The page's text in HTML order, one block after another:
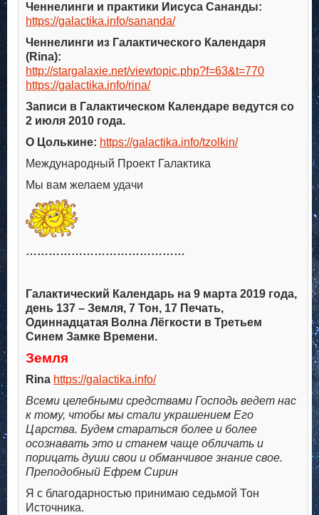
Ченнелинги и практики Иисуса Сананды:
https://galactika.info/sananda/
Ченнелинги из Галактического Календаря
(Rina):
http://stargalaxie.net/viewtopic.php?f=63&t=770
https://galactika.info/rina/
Записи в Галактическом Календаре ведутся со
2 июля 2010 года.
О Цолькине: https://galactika.info/tzolkin/
Международный Проект Галактика
Мы вам желаем удачи
……………………………………
Галактический Календарь на 9 марта 2019 года,
день 137 – Земля, 7 Тон, 17 Печать,
Одиннадцатая Волна Лёгкости в Третьем
Синем Замке Времени.
Земля
Rina https://galactika.info/
Всеми целебными средствами Господь ведет нас
к тому, чтобы мы стали украшением Его
Царства. Будем стараться более и более
осознавать это и станем чаще обличать и
порицать души свои и обманчивое знание свое.
Преподобный Ефрем Сирин
Я с благодарностью принимаю седьмой Тон
Источника.